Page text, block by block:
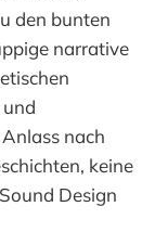
den bunten
narrative
nach
keine
Design